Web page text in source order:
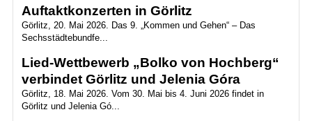
Auftaktkonzerten in Görlitz
Görlitz, 20. Mai 2026. Das 9. „Kommen und Gehen“ – Das
Sechsstädtebundfe...
Lied-Wettbewerb „Bolko von Hochberg“
verbindet Görlitz und Jelenia Góra
Görlitz, 18. Mai 2026. Vom 30. Mai bis 4. Juni 2026 findet in
Görlitz und Jelenia Gó...